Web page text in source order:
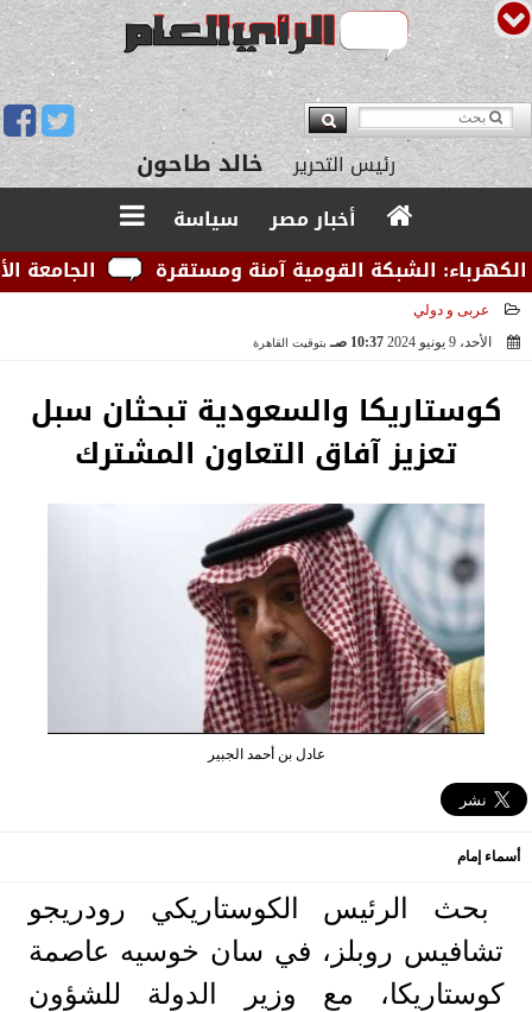
رئيس التحرير خالد طاحون
مدير التحرير يوسف قبودان
أخبار مصر
سياسة
الجامعة
الشبكة القومية آمنة ومستقرة
عربى و دولي
الأحد، 9 يونيو 2024
10:37 صـ بتوقيت القاهرة
كوستاريكا والسعودية تبحثان سبل
تعزيز آفاق التعاون المشترك
عادل بن أحمد الجبير
أسماء إمام
بحث الرئيس الكوستاريكي رودريجو
تشافيس روبلز، في سان خوسيه عاصمة
كوستاريكا، مع وزير الدولة للشؤون